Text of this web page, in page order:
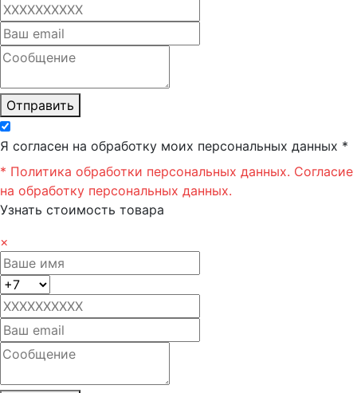
Отправить
Я согласен на обработку моих персональных данных *
* Политика обработки персональных данных. Согласие
на обработку персональных данных.
Узнать стоимость товара
×